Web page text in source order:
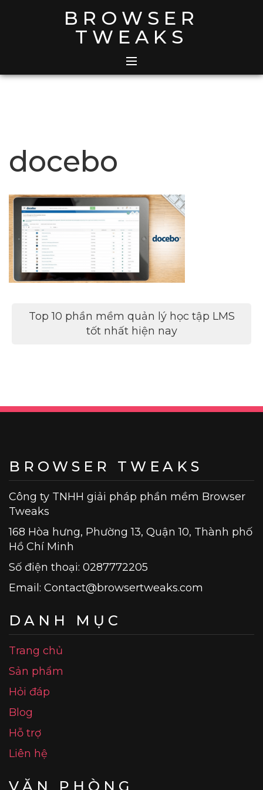
BROWSER
TWEAKS
docebo
Điều
hướng
Top 10 phần mềm quản lý học tập LMS
tốt nhất hiện nay
BROWSER TWEAKS
Công ty TNHH giải pháp phần mềm Browser
Tweaks
168 Hòa hưng, Phường 13, Quận 10, Thành phố
Hồ Chí Minh
Số điện thoại: 0287772205
Email: Contact@browsertweaks.com
DANH MỤC
Trang chủ
Sản phẩm
Hỏi đáp
Blog
Hỗ trợ
Liên hệ
VĂN PHÒNG